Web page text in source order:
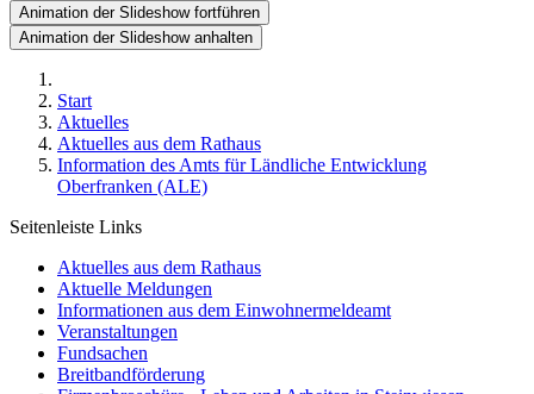
Animation der Slideshow fortführen
Animation der Slideshow anhalten
Start
Aktuelles
Aktuelles aus dem Rathaus
Information des Amts für Ländliche Entwicklung
Oberfranken (ALE)
Seitenleiste Links
Aktuelles aus dem Rathaus
Aktuelle Meldungen
Informationen aus dem Einwohnermeldeamt
Veranstaltungen
Fundsachen
Breitbandförderung